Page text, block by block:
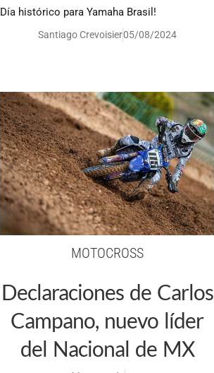
Día histórico para Yamaha Brasil!
Santiago Crevoisier05/08/2024
MOTOCROSS
Declaraciones de Carlos
Campano, nuevo líder
del Nacional de MX